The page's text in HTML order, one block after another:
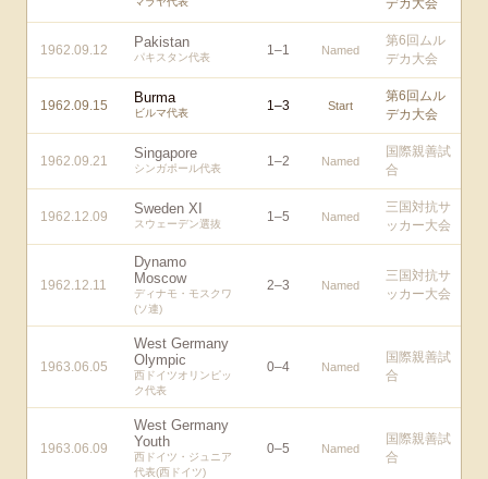
デカ大会
1962.09.12 Pakistan
パキスタン代表 1–1 Named
第6回ムル
デカ大会
1962.09.15 Burma
ビルマ代表 1–3 Start
第6回ムル
デカ大会
1962.09.21 Singapore
シンガポール代表 1–2 Named
国際親善試
合
1962.12.09 Sweden XI
スウェーデン選抜 1–5 Named
三国対抗サ
ッカー大会
1962.12.11
Dynamo
Moscow
ディナモ・モスクワ
(ソ連)
2–3 Named
三国対抗サ
ッカー大会
1963.06.05
West Germany
Olympic
西ドイツオリンピッ
ク代表
0–4 Named
国際親善試
合
1963.06.09
West Germany
Youth
西ドイツ・ジュニア
代表(西ドイツ)
0–5 Named
国際親善試
合